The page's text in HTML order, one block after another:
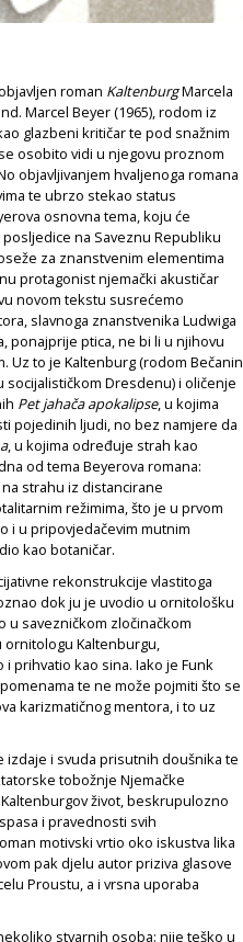
roman KaltenburgMarcela
Marcel Beyer (1965), rodom iz
glazbeni kritičar te pod snažnim
osobito vidi u njegovu proznom
objavljivanjem hvaljenoga romana
te ubrzo stekao status
osnovna tema, koju će
na Saveznu Republiku
za znanstvenim elementima
protagonist njemački akustičar
novom tekstu susrećemo
slavnoga znanstvenika Ludwiga
ponajprije ptica, ne bi li u njihovu
Uz to je Kaltenburg (rodom Bečanin
Dresdenu) i oličenje
Pet jahača apokalipse, u kojima
pojedinih ljudi, no bez namjere da
, u kojima određuje strah kao
od tema Beyerova romana:
strahu iz distancirane
režimima, što je u prvom
i u pripovjedačevim mutnim
kao botaničar.
rekonstrukcije vlastitoga
dok ju je uvodio u ornitološku
u savezničkom zločinačkom
ornitologu Kaltenburgu,
prihvatio kao sina. Iako je Funk
te ne može pojmiti što se
karizmatičnog mentora, i to uz
izdaje i svuda prisutnih doušnika te
tobožnje Njemačke
život, beskrupulozno
i pravednosti svih
motivski vrtio oko iskustva lika
pak djelu autor priziva glasove
Proustu, a i vrsna uporaba
stvarnih osoba: nije teško u